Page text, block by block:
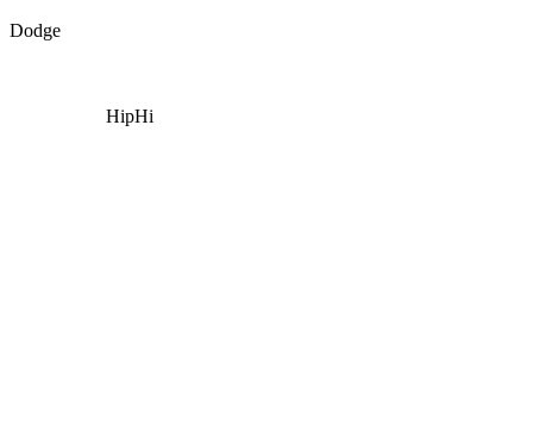
Dodge
HipHi